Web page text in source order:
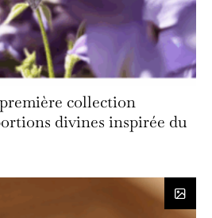
collection
divines inspirée du